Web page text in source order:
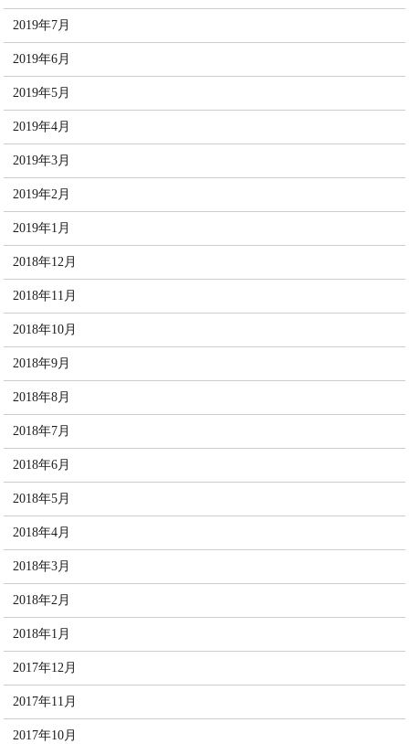
2019年7月
2019年6月
2019年5月
2019年4月
2019年3月
2019年2月
2019年1月
2018年12月
2018年11月
2018年10月
2018年9月
2018年8月
2018年7月
2018年6月
2018年5月
2018年4月
2018年3月
2018年2月
2018年1月
2017年12月
2017年11月
2017年10月